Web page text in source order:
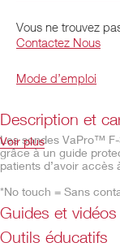
Vous ne trouvez
Contactez Nous
Mode d’emploi
Description et
Les sondes VaPro™
grâce à un guide
patients d’avoir accès
*No touch = Sans
à partir
Voir plus
Guides et
Outils éducatifs